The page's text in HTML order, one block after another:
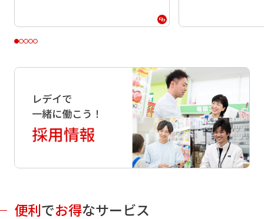
便利でお得なサービス